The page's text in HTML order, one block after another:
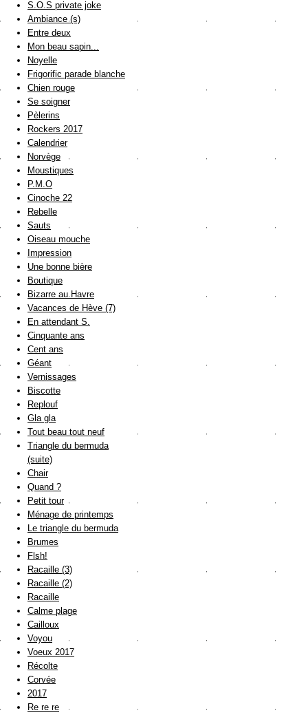
S.O.S private joke
Ambiance (s)
Entre deux
Mon beau sapin...
Noyelle
Frigorific parade blanche
Chien rouge
Se soigner
Pèlerins
Rockers 2017
Calendrier
Norvège
Moustiques
P.M.O
Cinoche 22
Rebelle
Sauts
Oiseau mouche
Impression
Une bonne bière
Boutique
Bizarre au Havre
Vacances de Hève (7)
En attendant S.
Cinquante ans
Cent ans
Géant
Vernissages
Biscotte
Replouf
Gla gla
Tout beau tout neuf
Triangle du bermuda
(suite)
Chair
Quand ?
Petit tour
Ménage de printemps
Le triangle du bermuda
Brumes
Flsh!
Racaille (3)
Racaille (2)
Racaille
Calme plage
Cailloux
Voyou
Voeux 2017
Récolte
Corvée
2017
Re re re